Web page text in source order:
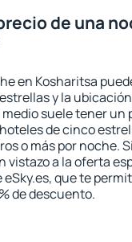
de una
en Kosharitsa
y la
suele tener un
de cinco
o más por noche.
vistazo a la oferta
eSky.es, que te
de descuento.